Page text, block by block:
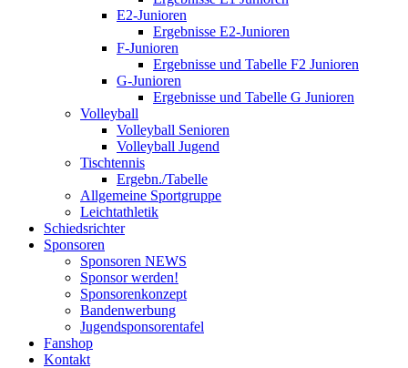
E2-Junioren
Ergebnisse E2-Junioren
F-Junioren
Ergebnisse und Tabelle F2 Junioren
G-Junioren
Ergebnisse und Tabelle G Junioren
Volleyball
Volleyball Senioren
Volleyball Jugend
Tischtennis
Ergebn./Tabelle
Allgemeine Sportgruppe
Leichtathletik
Schiedsrichter
Sponsoren
Sponsoren NEWS
Sponsor werden!
Sponsorenkonzept
Bandenwerbung
Jugendsponsorentafel
Fanshop
Kontakt